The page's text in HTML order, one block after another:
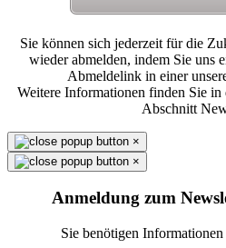
Sie können sich jederzeit für die
wieder abmelden, indem Sie uns
Abmeldelink in einer
Weitere Informationen finden Sie in
Abschnitt
×
×
Anmeldung zum
Sie benötigen